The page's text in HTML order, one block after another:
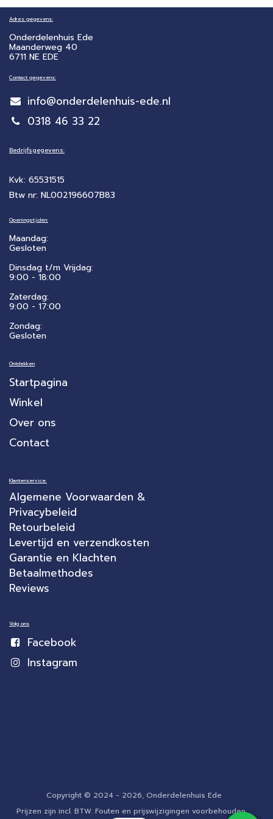
Adres gegevens:
Onderdelenhuis Ede
Maanderweg 40
6711 NE EDE
Contact gegevens:
info@onderdelenhuis-ede.nl
0318 46 33 22
Bedrijfsgegevens:
Kvk: 65531515
Btw nr: NL002196607B83
Openingstijden:
Maandag:
Gesloten
Dinsdag t/m Vrijdag:
9:00 - 18:00
Zaterdag:
​9:00 - 17:00
Zondag:
Gesloten
Ontdekken
Startpagina
Winkel
Over ons
Contact
Klantenservice:
Algemene Voorwaarden &
Privacybeleid
Retourbeleid
Levertijd en verzendkosten
Garantie en Klachten
Betaalmethodes
Reviews
Volg ons
Facebook
Instagram
Copyright © 2024 - 2026, Onderdelenhuis Ede
Prijzen zijn incl. BTW. Fouten en prijswijzigingen voorbehouden.